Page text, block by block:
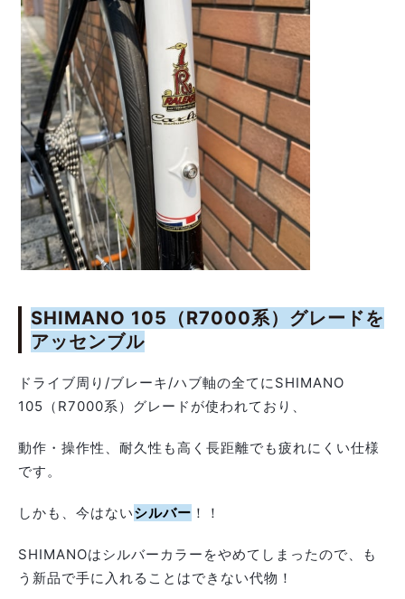
SHIMANO 105（R7000系）グレードを
アッセンブル
ドライブ周り/ブレーキ/ハブ軸の全てにSHIMANO
105（R7000系）グレードが使われており、
動作・操作性、耐久性も高く長距離でも疲れにくい仕様
です。
しかも、今はないシルバー ！！
SHIMANOはシルバーカラーをやめてしまったので、も
う新品で手に入れることはできない代物！